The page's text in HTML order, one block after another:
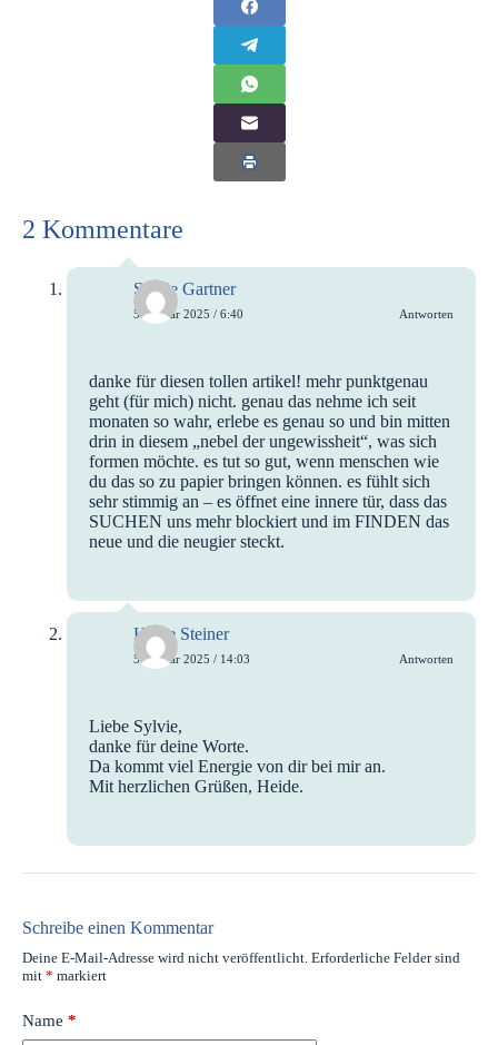
2 Kommentare
Sylvie Gartner
5. Januar 2025 / 6:40 Antworten
danke für diesen tollen artikel! mehr punktgenau
geht (für mich) nicht. genau das nehme ich seit
monaten so wahr, erlebe es genau so und bin mitten
drin in diesem „nebel der ungewissheit“, was sich
formen möchte. es tut so gut, wenn menschen wie
du das so zu papier bringen können. es fühlt sich
sehr stimmig an – es öffnet eine innere tür, dass das
SUCHEN uns mehr blockiert und im FINDEN das
neue und die neugier steckt.
Heide Steiner
5. Januar 2025 / 14:03 Antworten
Liebe Sylvie,
danke für deine Worte.
Da kommt viel Energie von dir bei mir an.
Mit herzlichen Grüßen, Heide.
Schreibe einen Kommentar
Deine E-Mail-Adresse wird nicht veröffentlicht. Erforderliche Felder sind
mit * markiert
Name *